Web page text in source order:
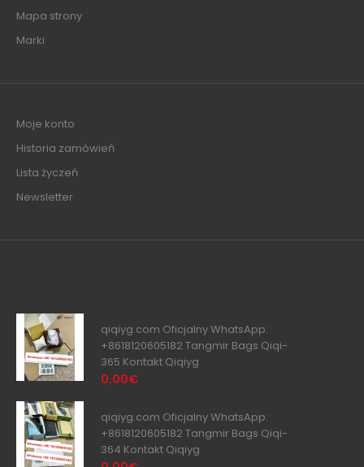
Mapa strony
Marki
Moje konto
Historia zamówień
Lista życzeń
Newsletter
qiqiyg.com Oficjalny WhatsApp:
+8618120605182 Tangmir Bags Qiqi-
365 Kontakt Qiqiyg
0,00€
qiqiyg.com Oficjalny WhatsApp:
+8618120605182 Tangmir Bags Qiqi-
364 Kontakt Qiqiyg